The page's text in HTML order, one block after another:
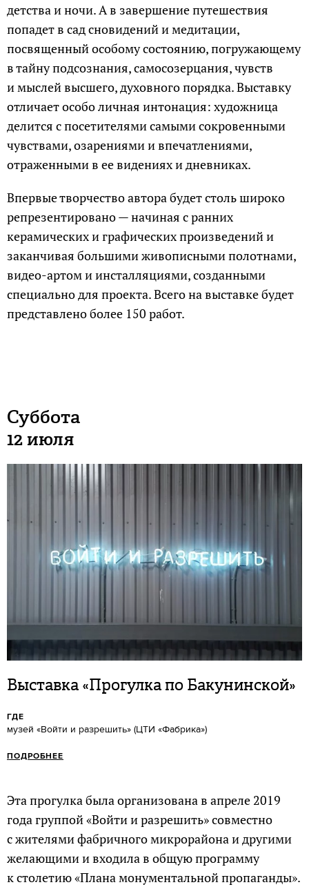
детства и ночи. А в завершение путешествия
попадет в сад сновидений и медитации,
посвященный особому состоянию, погружающему
в тайну подсознания, самосозерцания, чувств
и мыслей высшего, духовного порядка. Выставку
отличает особо личная интонация: художница
делится с посетителями самыми сокровенными
чувствами, озарениями и впечатлениями,
отраженными в ее видениях и дневниках.
Впервые творчество автора будет столь широко
репрезентировано — начиная с ранних
керамических и графических произведений и
заканчивая большими живописными полотнами,
видео-артом и инсталляциями, созданными
специально для проекта. Всего на выставке будет
представлено более 150 работ.
Суббота
12 июля
Выставка «Прогулка по Бакунинской»
ГДЕ
музей «Войти и разрешить» (ЦТИ «Фабрика»)
ПОДРОБНЕЕ
Эта прогулка была организована в апреле 2019
года группой «Войти и разрешить» совместно
с жителями фабричного микрорайона и другими
желающими и входила в общую программу
к столетию «Плана монументальной пропаганды».